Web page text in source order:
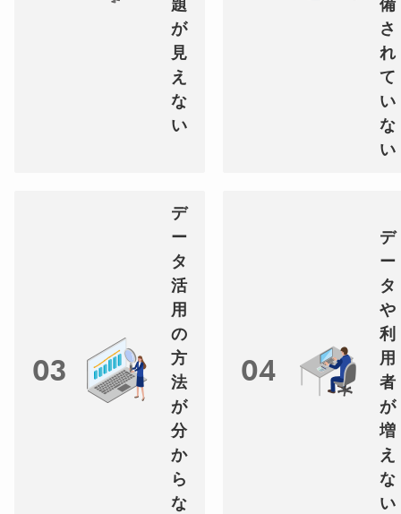
題
が
見
え
な
い
備
さ
れ
て
い
な
い
03
デ
ー
タ
活
用
の
方
法
が
分
か
ら
な
04
デ
ー
タ
や
利
用
者
が
増
え
な
い